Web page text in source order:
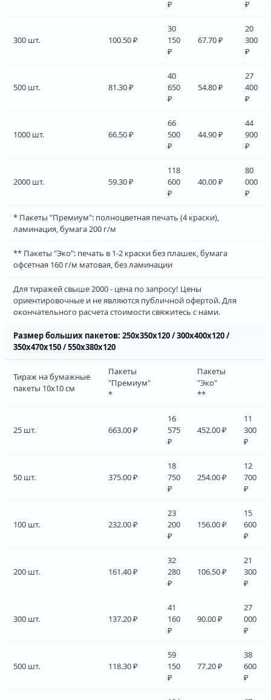
₽ ₽
300 шт. 100.50 ₽
30
150
₽
67.70 ₽
20
300
₽
500 шт. 81.30 ₽
40
650
₽
54.80 ₽
27
400
₽
1000 шт. 66.50 ₽
66
500
₽
44.90 ₽
44
900
₽
2000 шт. 59.30 ₽
118
600
₽
40.00 ₽
80
000
₽
* Пакеты "Премиум": полноцветная печать (4 краски),
ламинация, бумага 200 г/м
** Пакеты "Эко": печать в 1-2 краски без плашек, бумага
офсетная 160 г/м матовая, без ламинации
Для тиражей свыше 2000 - цена по запросу! Цены
ориентировочные и не являются публичной офертой. Для
окончательного расчета стоимости свяжитесь с нами.
Размер больших пакетов: 250х350х120 / 300х400х120 /
350х470х150 / 550х380х120
Тираж на бумажные
пакеты 10х10 см
Пакеты
"Премиум"
*
Пакеты
"Эко"
**
25 шт. 663.00 ₽
16
575
₽
452.00 ₽
11
300
₽
50 шт. 375.00 ₽
18
750
₽
254.00 ₽
12
700
₽
100 шт. 232.00 ₽
23
200
₽
156.00 ₽
15
600
₽
200 шт. 161.40 ₽
32
280
₽
106.50 ₽
21
300
₽
300 шт. 137.20 ₽
41
160
₽
90.00 ₽
27
000
₽
500 шт. 118.30 ₽
59
150
₽
77.20 ₽
38
600
₽